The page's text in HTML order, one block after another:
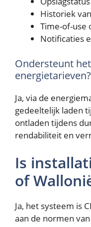
Historiek
Time-of-use
Notificaties
Ondersteunt
energietarieven?
Ja, via de
gedeeltelijk laden
ontladen tijdens
rendabiliteit en
Is
of
Ja, het systeem is
aan de normen